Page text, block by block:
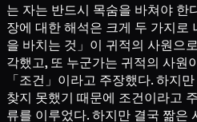
는 자는 반드시 목숨을 바쳐야 한
장에 대한 해석은 크게 두 가지로
을 바치는 것」이 귀적의 사원으
각했고, 또 누군가는 귀적의 사원
「조건」이라고 주장했다. 하지
찾지 못했기 때문에 조건이라고
류를 이루었다. 하지만 결국 짦은